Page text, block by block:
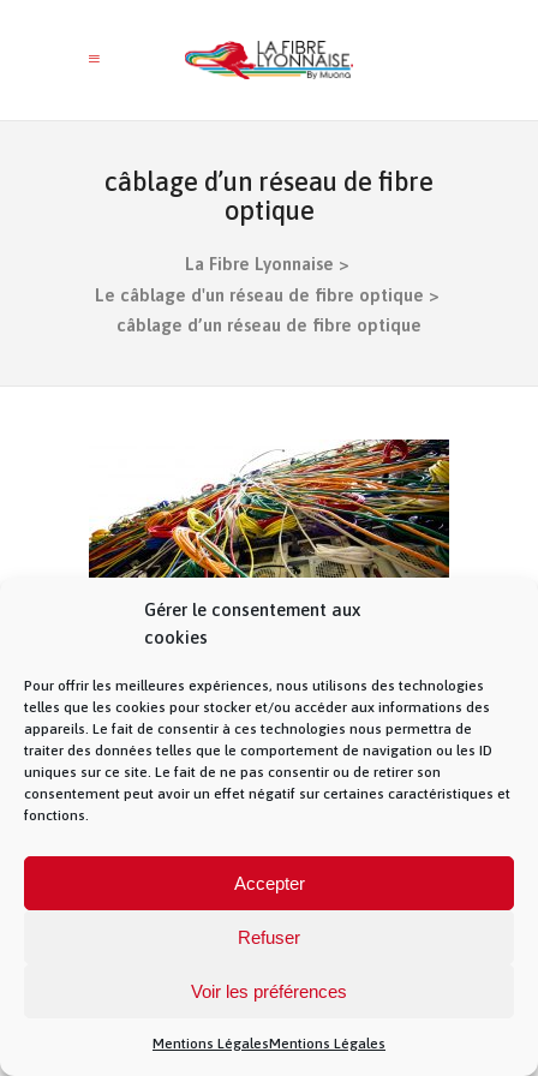
Gérer le consentement aux
cookies
Pour offrir les meilleures expériences, nous utilisons des technologies
telles que les cookies pour stocker et/ou accéder aux informations des
appareils. Le fait de consentir à ces technologies nous permettra de
traiter des données telles que le comportement de navigation ou les ID
uniques sur ce site. Le fait de ne pas consentir ou de retirer son
consentement peut avoir un effet négatif sur certaines caractéristiques et
fonctions.
Accepter
Refuser
Voir les préférences
Mentions LégalesMentions Légales
câblage d’un réseau de fibre
optique
La Fibre Lyonnaise >
Le câblage d'un réseau de fibre optique >
câblage d’un réseau de fibre optique
câblage d’un réseau de fibre optique
© La Fibre Lyonnaise –Mentions Légales– 5